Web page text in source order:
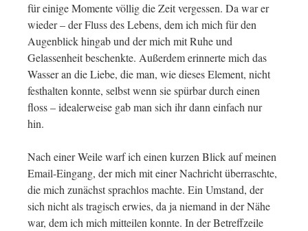
für einige Momente völlig die Zeit vergessen. Da war er
wieder – der Fluss des Lebens, dem ich mich für den
Augenblick hingab und der mich mit Ruhe und
Gelassenheit beschenkte. Außerdem erinnerte mich das
Wasser an die Liebe, die man, wie dieses Element, nicht
festhalten konnte, selbst wenn sie spürbar durch einen
floss – idealerweise gab man sich ihr dann einfach nur
hin.
Nach einer Weile warf ich einen kurzen Blick auf meinen
Email-Eingang, der mich mit einer Nachricht überraschte,
die mich zunächst sprachlos machte. Ein Umstand, der
sich nicht als tragisch erwies, da ja niemand in der Nähe
war, dem ich mich mitteilen konnte. In der Betreffzeile